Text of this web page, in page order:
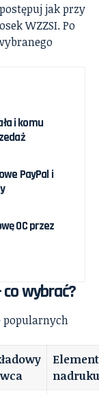
postępuj jak przy
WZZSI. Po
i komu
PayPal i
OC przez
co wybrać?
popularnych
nadruku